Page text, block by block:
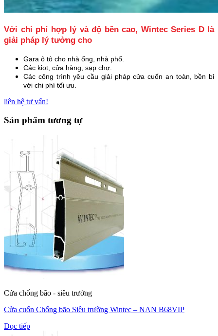
Với chi phí hợp lý và độ bền cao, Wintec Series D là
giải pháp lý tưởng cho
Gara ô tô cho nhà ống, nhà phố.
Các kiot, cửa hàng, sạp chợ.
Các công trình yêu cầu giải pháp cửa cuốn an toàn, bền bỉ
với chi phí tối ưu.
liên hệ tư vấn!
Sản phẩm tương tự
Cửa chống bão - siêu trường
Cửa cuốn Chống bão Siêu trường Wintec – NAN B68VIP
Đọc tiếp